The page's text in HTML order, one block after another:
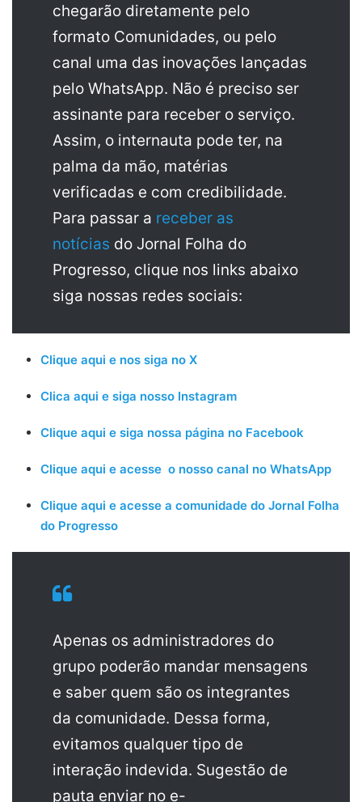
chegarão diretamente pelo
formato Comunidades, ou pelo
canal uma das inovações lançadas
pelo WhatsApp. Não é preciso ser
assinante para receber o serviço.
Assim, o internauta pode ter, na
palma da mão, matérias
verificadas e com credibilidade.
Para passar a receber as
notícias do Jornal Folha do
Progresso, clique nos links abaixo
siga nossas redes sociais:
Clique aqui e nos siga no X
Clica aqui e siga nosso Instagram
Clique aqui e siga nossa página no Facebook
Clique aqui e acesse o nosso canal no WhatsApp
Clique aqui e acesse a comunidade do Jornal Folha
do Progresso
Apenas os administradores do
grupo poderão mandar mensagens
e saber quem são os integrantes
da comunidade. Dessa forma,
evitamos qualquer tipo de
interação indevida. Sugestão de
pauta enviar no e-